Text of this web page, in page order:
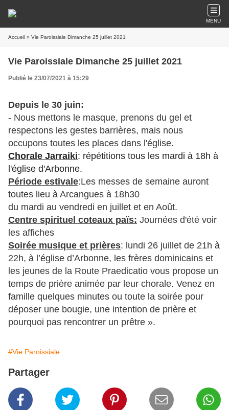
MENU
Accueil » Vie Paroissiale Dimanche 25 juillet 2021
Vie Paroissiale Dimanche 25 juillet 2021
Publié le 23/07/2021 à 15:29
Depuis le 30 juin:
- Nous mettons le masque, prenons du gel et
respectons les gestes barrières, mais nous
occupons toutes les places dans l'église.
Chorale Jarraiki: répétitions tous les mardi à 18h à
l'église d'Arbonne.
Période estivale:Les messes de semaine auront
toutes lieu à Arcangues à 18h30
du mardi au vendredi en juillet et en Août.
Centre spirituel coteaux païs: Journées d'été voir
les affiches
Soirée musique et prières: lundi 26 juillet de 21h à
22h, à l’église d’Arbonne, les frères dominicains et
les jeunes de la Route Praedicatio vous propose un
temps de prière animée par leur chorale. Venez en
famille quelques minutes ou toute la soirée pour
déposer une bougie, une intention de prière et
pourquoi pas rencontrer un prêtre ».
#Vie Paroissiale
Partager